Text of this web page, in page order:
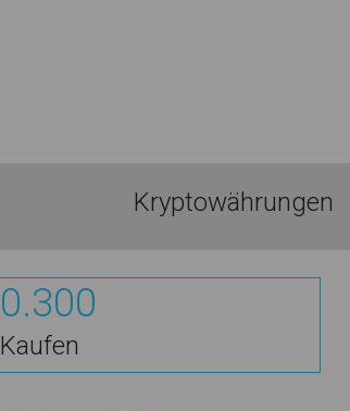
Kryptowährungen
0.300
Kaufen